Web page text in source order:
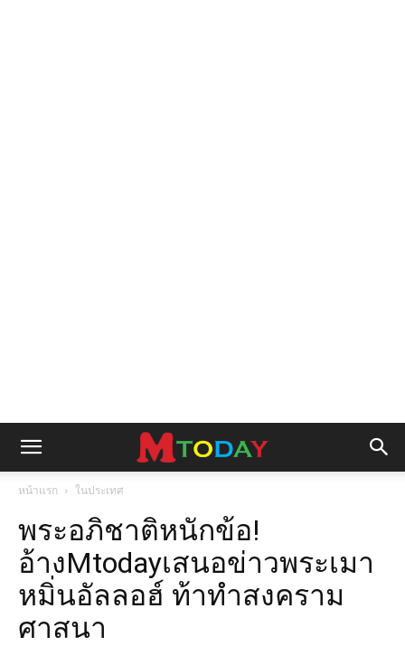
หน้าแรก ในประเทศ
พระอภิชาติหนักข้อ!
อ้างMtodayเสนอข่าวพระเมา
หมิ่นอัลลอฮ์ ท้าทำสงคราม
ศาสนา